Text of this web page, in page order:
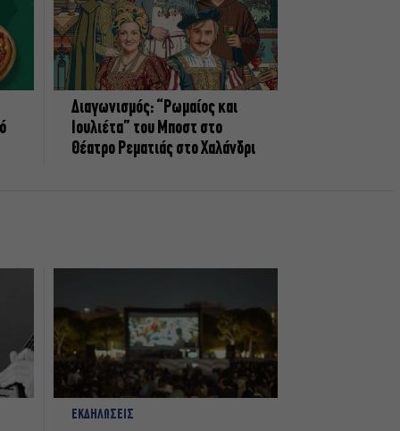
Διαγωνισμός: “Ρωμαίος και
Ιουλιέτα” του Μποστ στο
Θέατρο Ρεματιάς στο Χαλάνδρι
ΕΚΔΗΛΩΣΕΙΣ